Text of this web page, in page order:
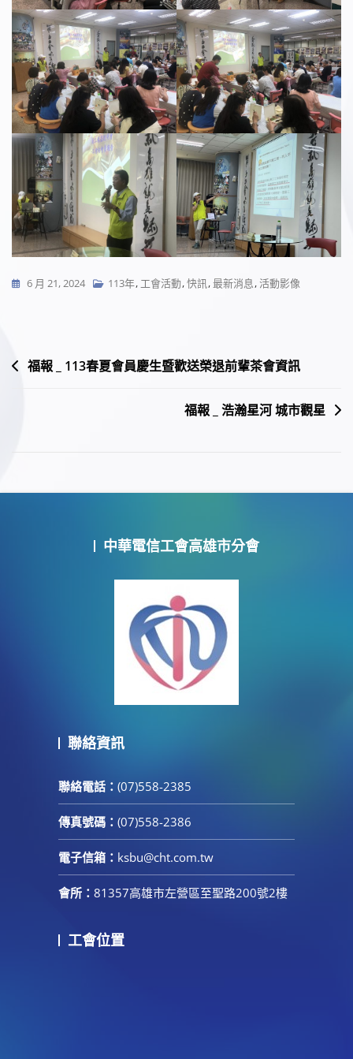
6 月 21, 2024 113年, 工會活動,快訊,最新消息,活動影像
文福報 _ 113春夏會員慶生暨歡送榮退前輩茶會資訊
福報 _ 浩瀚星河 城市觀星
中華電信工會高雄市分會
聯絡資訊
聯絡電話： (07)558-2385
傳真號碼： (07)558-2386
電子信箱： ksbu@cht.com.tw
會所： 81357高雄市左營區至聖路200號2樓
工會位置